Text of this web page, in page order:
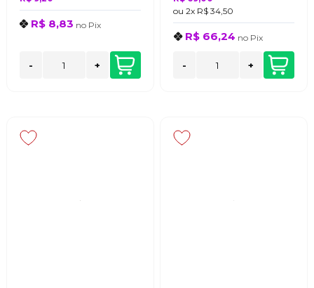
R$ 8,83 no Pix
- +
ou 2x R$ 34,50
R$ 66,24 no Pix
- +